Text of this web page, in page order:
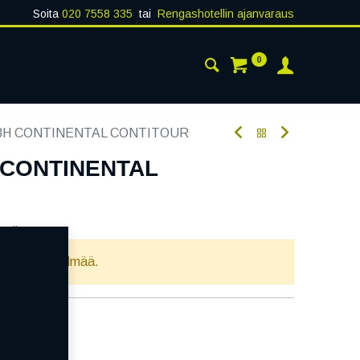
Soita 020 7558 335 tai Rengashotellin ajanvaraus
0
CONTINENTAL CONTITOUR
263769
yhdistelmää.